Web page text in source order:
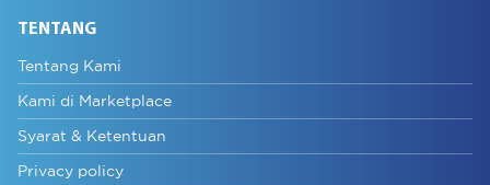
TENTANG
Tentang Kami
Kami di Marketplace
Syarat & Ketentuan
Privacy policy